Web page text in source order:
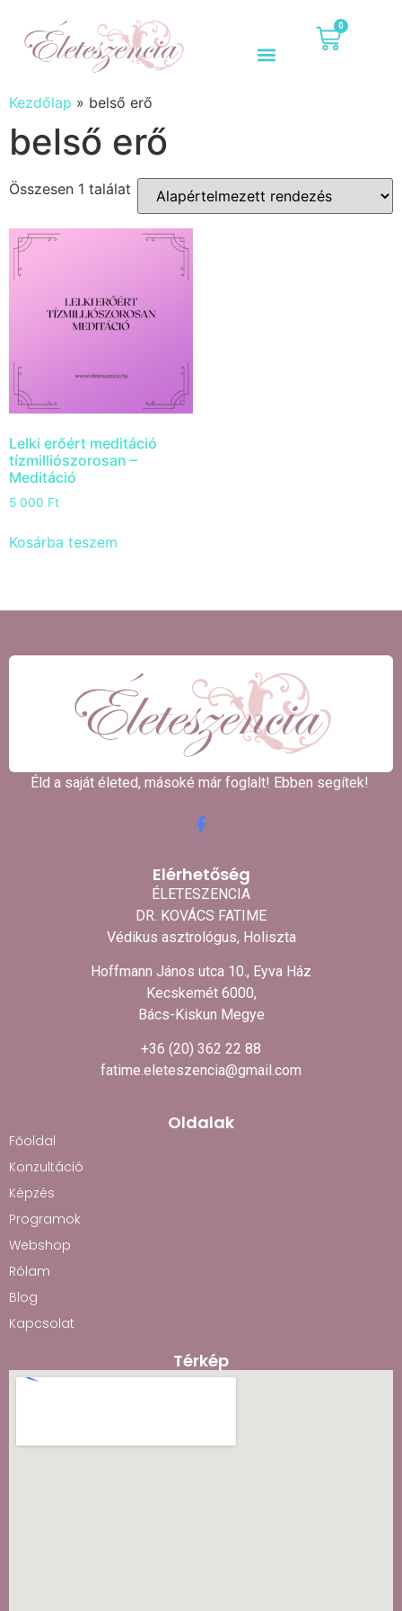
0
Kezdőlap » belső erő
belső erő
Összesen 1 találat
Lelki erőért meditáció
tízmilliószorosan –
Meditáció
5 000 Ft
Kosárba teszem
Éld a saját életed, másoké már foglalt! Ebben segítek! ​
Elérhetőség
ÉLETESZENCIA
DR. KOVÁCS FATIME
Védikus asztrológus, Holiszta
Hoffmann János utca 10., Eyva Ház
Kecskemét 6000,
Bács-Kiskun Megye
+36 (20) 362 22 88
fatime.eleteszencia@gmail.com
Oldalak
Főoldal
Konzultáció
Képzés
Programok
Webshop
Rólam
Blog
Kapcsolat
Térkép